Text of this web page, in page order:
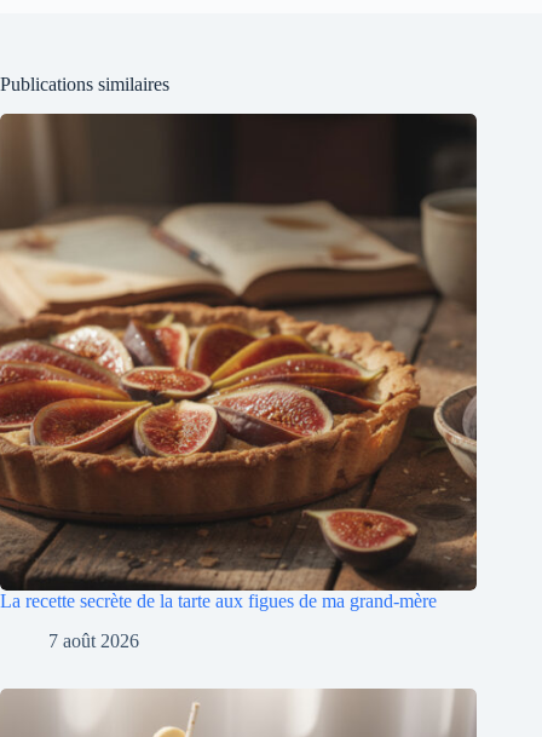
Publications similaires
La recette secrète de la tarte aux figues de ma grand-mère
7 août 2026